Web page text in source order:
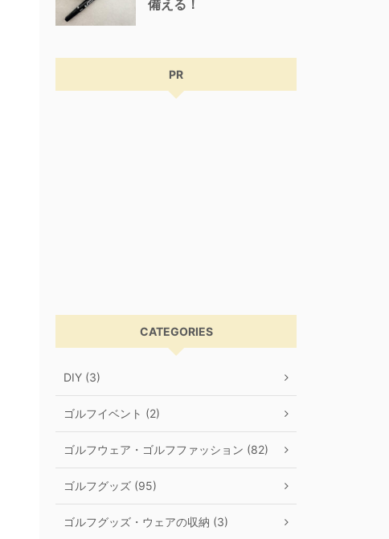
備える！
PR
CATEGORIES
DIY (3)
ゴルフイベント (2)
ゴルフウェア・ゴルフファッション (82)
ゴルフグッズ (95)
ゴルフグッズ・ウェアの収納 (3)